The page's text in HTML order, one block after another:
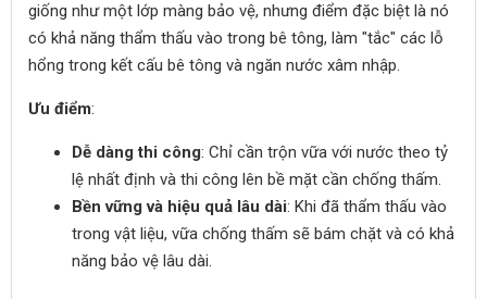
giống như một lớp màng bảo vệ, nhưng điểm đặc biệt là nó
có khả năng thẩm thấu vào trong bê tông, làm "tắc" các lỗ
hổng trong kết cấu bê tông và ngăn nước xâm nhập.
Ưu điểm:
Dễ dàng thi công: Chỉ cần trộn vữa với nước theo tỷ
lệ nhất định và thi công lên bề mặt cần chống thấm.
Bền vững và hiệu quả lâu dài: Khi đã thẩm thấu vào
trong vật liệu, vữa chống thấm sẽ bám chặt và có khả
năng bảo vệ lâu dài.